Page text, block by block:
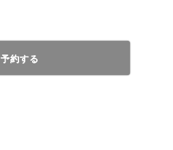
予約する